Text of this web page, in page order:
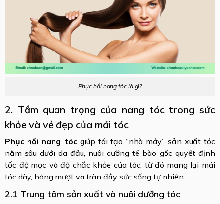
Phục hồi nang tóc là gì?
2. Tầm quan trọng của nang tóc trong sức
khỏe và vẻ đẹp của mái tóc
Phục hồi nang tócgiúp tái tạo “nhà máy” sản xuất tóc
nằm sâu dưới da đầu, nuôi dưỡng tế bào gốc quyết định
tốc độ mọc và độ chắc khỏe của tóc, từ đó mang lại mái
tóc dày, bóng mượt và tràn đầy sức sống tự nhiên.
2.1 Trung tâm sản xuất và nuôi dưỡng tóc